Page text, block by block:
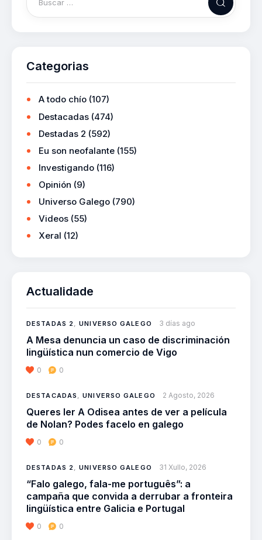
Categorias
A todo chío (107)
Destacadas (474)
Destadas 2 (592)
Eu son neofalante (155)
Investigando (116)
Opinión (9)
Universo Galego (790)
Videos (55)
Xeral (12)
Actualidade
DESTADAS 2,UNIVERSO GALEGO 3 días ago
A Mesa denuncia un caso de discriminación
lingüística nun comercio de Vigo
0 0
DESTACADAS ,UNIVERSO GALEGO 2 Agosto, 2026
Queres ler A Odisea antes de ver a película
de Nolan? Podes facelo en galego
0 0
DESTADAS 2,UNIVERSO GALEGO 31 Xullo, 2026
“Falo galego, fala-me português”: a
campaña que convida a derrubar a fronteira
lingüística entre Galicia e Portugal
0 0